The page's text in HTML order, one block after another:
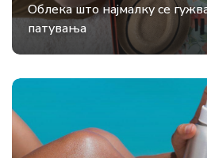
Облека што најмалку се
патувања